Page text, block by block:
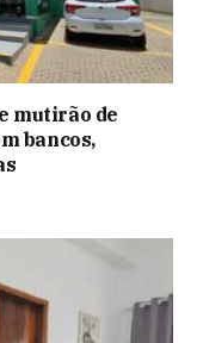
mutirão de
bancos,